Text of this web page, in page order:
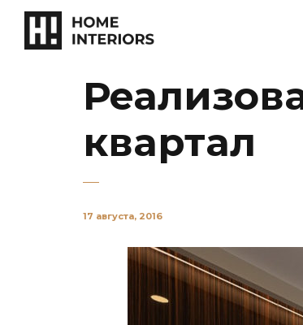
квартал
17 августа, 2016